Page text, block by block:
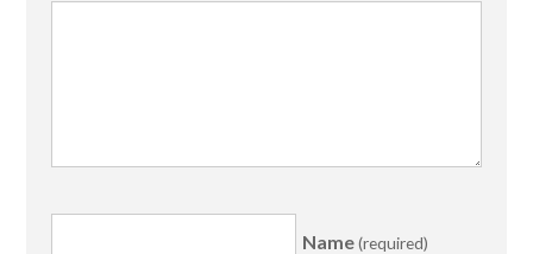
Name(required)